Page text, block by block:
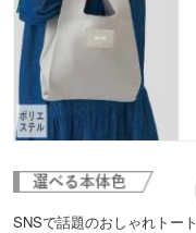
SNSで話題のおしゃれトート